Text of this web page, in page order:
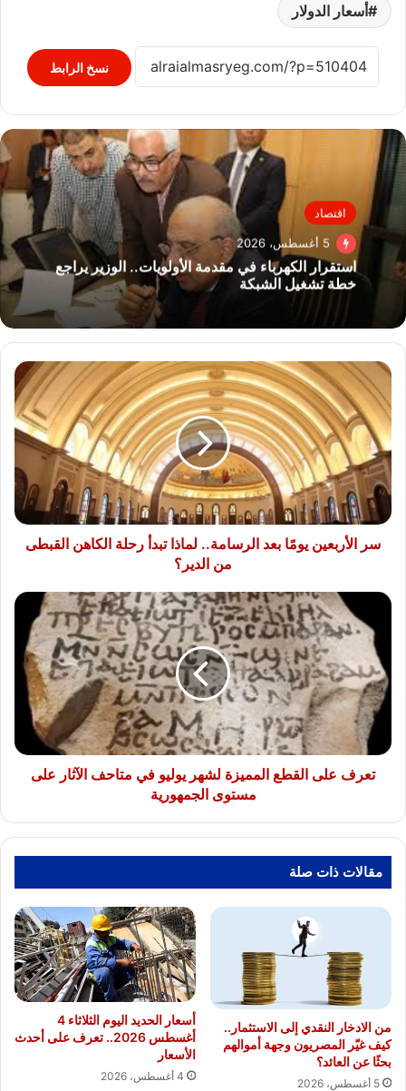
أسعار الدولار
نسخ الرابط
اقتصاد
5 أغسطس، 2026
استقرار الكهرباء في مقدمة الأولويات.. الوزير يراجع
خطة تشغيل الشبكة
سر
الأربعين
يومًا
بعد
الرسامة..
لماذا
تبدأ
رحلة
الكاهن
القبطى
سر الأربعين يومًا بعد الرسامة.. لماذا تبدأ رحلة الكاهن القبطى
من الدير؟
تعرف
القطع
المميزة
لشهر
يوليو
في
متاحف
الآثار
علىتعرف على القطع المميزة لشهر يوليو في متاحف الآثار على
مستوى الجمهورية
مقالات ذات صلة
من الادخار النقدي إلى الاستثمار..
كيف غيّر المصريون وجهة أموالهم
بحثًا عن العائد؟
5 أغسطس، 2026
أسعار الحديد اليوم الثلاثاء 4
أغسطس 2026.. تعرف على أحدث
الأسعار
4 أغسطس، 2026